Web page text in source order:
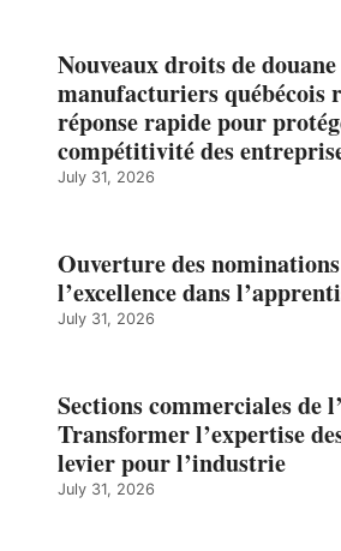
Nouveaux droits de
manufacturiers québécois
réponse rapide pour
compétitivité des
July 31, 2026
Ouverture des
l’excellence dans
July 31, 2026
Sections commerciales de
Transformer l’expertise
levier pour l’industrie
July 31, 2026